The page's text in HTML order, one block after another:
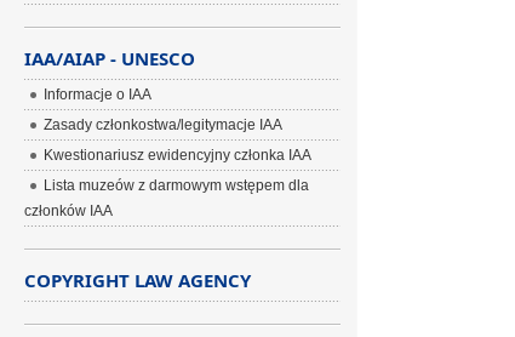
IAA/AIAP - UNESCO
Informacje o IAA
Zasady członkostwa/legitymacje IAA
Kwestionariusz ewidencyjny członka IAA
Lista muzeów z darmowym wstępem dla
członków IAA
COPYRIGHT LAW AGENCY